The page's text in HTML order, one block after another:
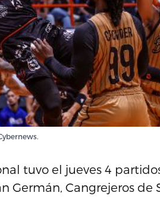
tuvo el jueves 4
Germán, Cangrejeros de